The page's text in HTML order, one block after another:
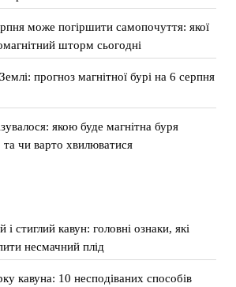
може погіршити самопочуття: якої
шторм сьогодні
прогноз магнітної бурі на 6 серпня
якою буде магнітна буря
та чи варто хвилюватися
стиглий кавун: головні ознаки, які
несмачний плід
кавуна: 10 несподіваних способів